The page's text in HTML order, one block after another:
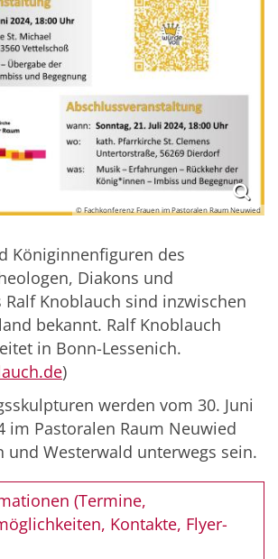
© Fachkonferenz Frauen im Pastoralen Raum Neuwied
Königinnenfiguren des
Diakons und
Knoblauch sind inzwischen
bekannt. Ralf Knoblauch
in Bonn-Lessenich.
)
werden vom 30. Juni
im Pastoralen Raum Neuwied
und Westerwald unterwegs sein.
(Termine,
Kontakte, Flyer-